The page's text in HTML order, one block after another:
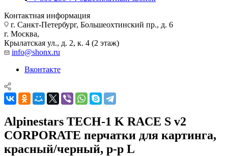
Контактная информация
г. Санкт-Петербург, Большеохтинский пр., д. 6
г. Москва,
Крылатская ул., д. 2, к. 4 (2 этаж)
info@shonx.ru
Вконтакте
Alpinestars TECH-1 K RACE S v2
CORPORATE перчатки для картинга,
красный/черный, р-р L